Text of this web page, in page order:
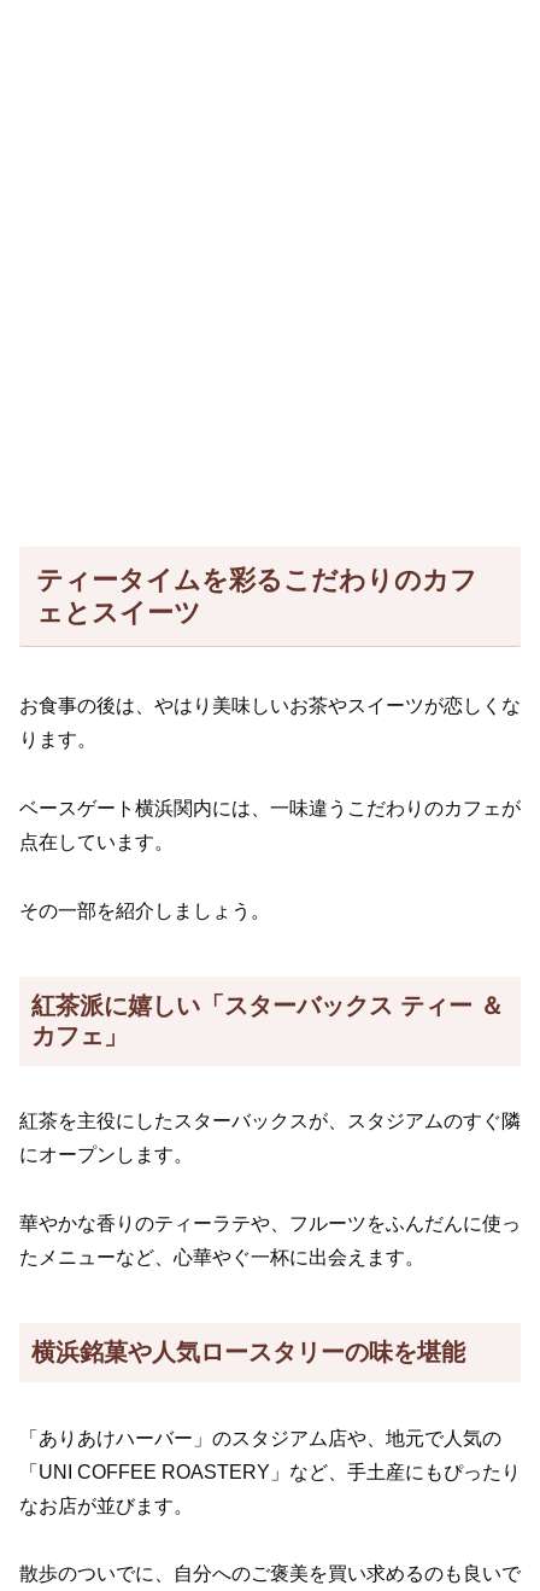
ティータイムを彩るこだわりのカフ
ェとスイーツ
お食事の後は、やはり美味しいお茶やスイーツが恋しくな
ります。
ベースゲート横浜関内には、一味違うこだわりのカフェが
点在しています。
その一部を紹介しましょう。
紅茶派に嬉しい「スターバックス ティー ＆
カフェ」
紅茶を主役にしたスターバックスが、スタジアムのすぐ隣
にオープンします。
華やかな香りのティーラテや、フルーツをふんだんに使っ
たメニューなど、心華やぐ一杯に出会えます。
横浜銘菓や人気ロースタリーの味を堪能
「ありあけハーバー」のスタジアム店や、地元で人気の
「UNI COFFEE ROASTERY」など、手土産にもぴったり
なお店が並びます。
散歩のついでに、自分へのご褒美を買い求めるのも良いで